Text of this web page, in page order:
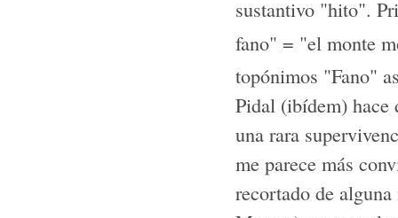
sustantivo "hito".
fano" = "el monte
topónimos "Fano"
Pidal (ibídem) hace
una rara
me parece más
recortado de